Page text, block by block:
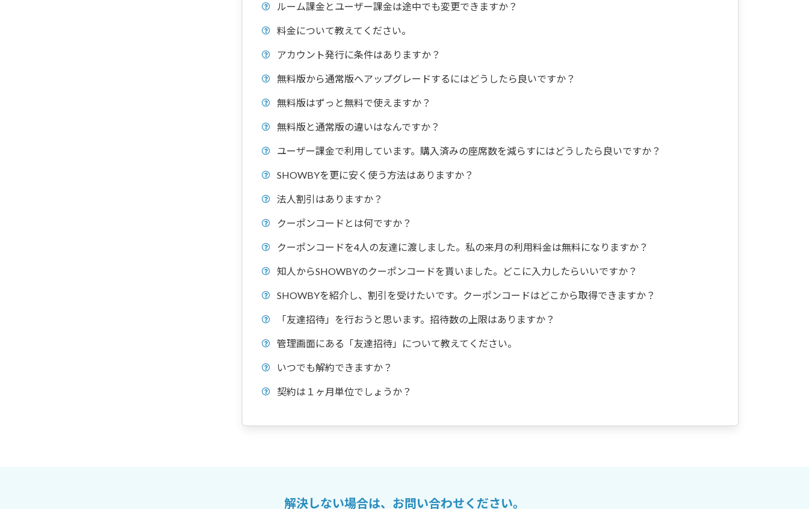
ルーム課金とユーザー課金は途中でも変更できますか？
料金について教えてください。
アカウント発行に条件はありますか？
無料版から通常版へアップグレードするにはどうしたら良いですか？
無料版はずっと無料で使えますか？
無料版と通常版の違いはなんですか？
ユーザー課金で利用しています。購入済みの座席数を減らすにはどうしたら良いですか？
SHOWBYを更に安く使う方法はありますか？
法人割引はありますか？
クーポンコードとは何ですか？
クーポンコードを4人の友達に渡しました。私の来月の利用料金は無料になりますか？
知人からSHOWBYのクーポンコードを貰いました。どこに入力したらいいですか？
SHOWBYを紹介し、割引を受けたいです。クーポンコードはどこから取得できますか？
「友達招待」を行おうと思います。招待数の上限はありますか？
管理画面にある「友達招待」について教えてください。
いつでも解約できますか？
契約は１ヶ月単位でしょうか？
解決しない場合は、お問い合わせください。